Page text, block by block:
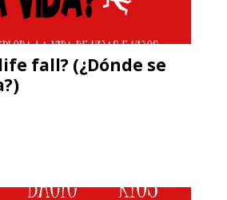
fall? (¿Dónde se